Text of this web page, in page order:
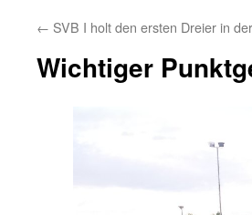
← SVB I holt den ersten Dreier in
Wichtiger